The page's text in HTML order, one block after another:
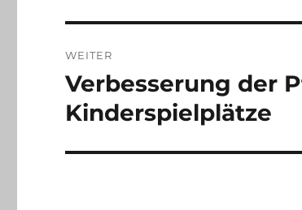
WEITER
Nächster
Beitrag:
Verbesserung der
Kinderspielplätze